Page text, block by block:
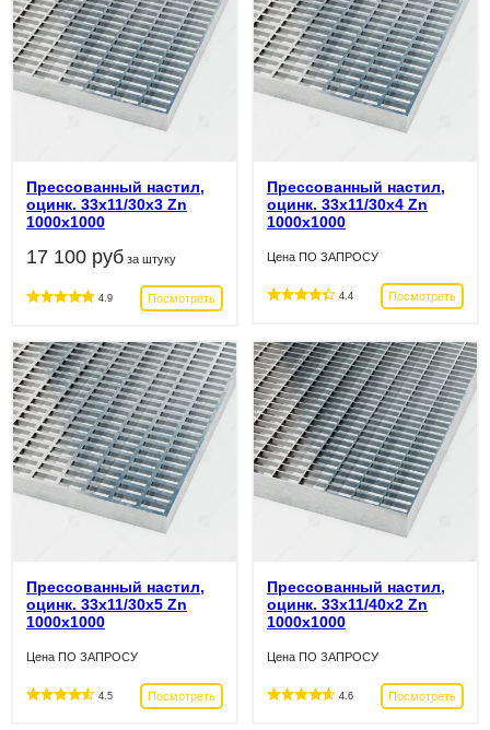
Прессованный настил,
оцинк. 33х11/30х3 Zn
1000х1000
17 100 руб за штуку
4.9 Посмотреть
Прессованный настил,
оцинк. 33х11/30х4 Zn
1000х1000
Цена ПО ЗАПРОСУ
4.4 Посмотреть
Прессованный настил,
оцинк. 33х11/30х5 Zn
1000х1000
Цена ПО ЗАПРОСУ
4.5 Посмотреть
Прессованный настил,
оцинк. 33х11/40х2 Zn
1000х1000
Цена ПО ЗАПРОСУ
4.6 Посмотреть